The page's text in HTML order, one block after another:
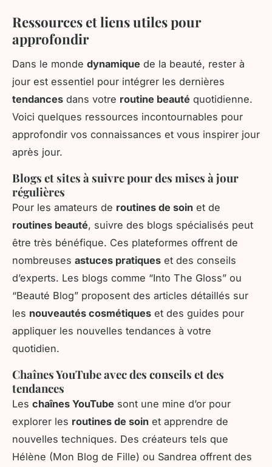
Ressources et liens utiles pour
approfondir
Dans le monde dynamique de la beauté, rester à
jour est essentiel pour intégrer les dernières
tendances dans votre routine beauté quotidienne.
Voici quelques ressources incontournables pour
approfondir vos connaissances et vous inspirer jour
après jour.
Blogs et sites à suivre pour des mises à jour
régulières
Pour les amateurs de routines de soin et de
routines beauté, suivre des blogs spécialisés peut
être très bénéfique. Ces plateformes offrent de
nombreuses astuces pratiques et des conseils
d’experts. Les blogs comme “Into The Gloss” ou
“Beauté Blog” proposent des articles détaillés sur
les nouveautés cosmétiques et des guides pour
appliquer les nouvelles tendances à votre
quotidien.
Chaînes YouTube avec des conseils et des
tendances
Les chaînes YouTube sont une mine d’or pour
explorer les routines de soin et apprendre de
nouvelles techniques. Des créateurs tels que
Hélène (Mon Blog de Fille) ou Sandrea offrent des